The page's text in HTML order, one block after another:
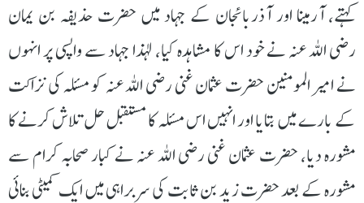
کہتے، آرمینا اور آذربائجان کے جہاد میں حضرت حذیفہ بن یمان
رضی اللہ عنہ نے خود اس کا مشاہدہ کیا، لہذا جہاد سے واپسی پر انہوں
نے امیر المومنین حضرت عثمان غنی رضی اللہ عنہ کو مسئلہ کی نزاکت
کے بارے میں بتایا اور انہیں اس مسئلہ کا مستقبل حل تلاش کرنے کا
مشورہ دیا، حضرت عثمان غنی رضی اللہ عنہ نے کبار صحابہ کرام سے
مشورہ کے بعد حضرت زید بن ثابت کی سربراہی میں ایک کمیٹی بنائی